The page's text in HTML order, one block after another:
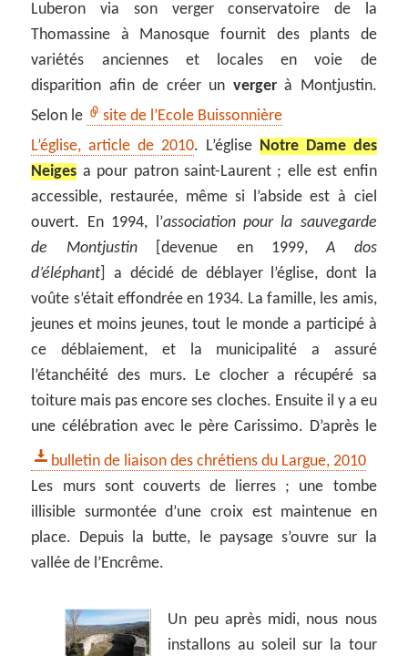
Luberon via son verger conservatoire de la
Thomassine à Manosque fournit des plants de
variétés anciennes et locales en voie de
disparition afin de créer un vergerà Montjustin.
Selon le
site de l’Ecole Buissonnière
L’église, article de 2010. L’église Notre Dame des
Neiges a pour patron saint-Laurent ; elle est enfin
accessible, restaurée, même si l’abside est à ciel
ouvert. En 1994, l’association pour la sauvegarde
de Montjustin[devenue en 1999,A dos
d’éléphant ] a décidé de déblayer l’église, dont la
voûte s’était effondrée en 1934. La famille, les amis,
jeunes et moins jeunes, tout le monde a participé à
ce déblaiement, et la municipalité a assuré
l’étanchéité des murs. Le clocher a récupéré sa
toiture mais pas encore ses cloches. Ensuite il y a eu
une célébration avec le père Carissimo. D’après le
bulletin de liaison des chrétiens du Largue, 2010
Les murs sont couverts de lierres ; une tombe
illisible surmontée d’une croix est maintenue en
place. Depuis la butte, le paysage s’ouvre sur la
vallée de l’Encrême.
Un peu après midi, nous nous
installons au soleil sur la tour